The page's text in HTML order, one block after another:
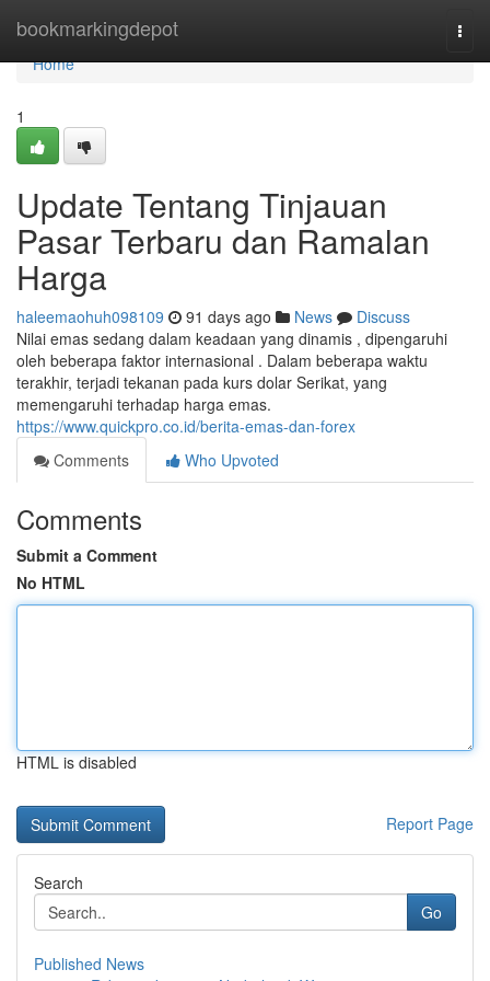
bookmarkingdepot
Home
Home
1
Update Tentang Tinjauan
Pasar Terbaru dan Ramalan
Harga
haleemaohuh098109 91 days ago News
Discuss
Nilai emas sedang dalam keadaan yang dinamis , dipengaruhi
oleh beberapa faktor internasional . Dalam beberapa waktu
terakhir, terjadi tekanan pada kurs dolar Serikat, yang
memengaruhi terhadap harga emas.
https://www.quickpro.co.id/berita-emas-dan-forex
Comments
Who Upvoted
Comments
Submit a Comment
No HTML
HTML is disabled
Report Page
Search
Go
Published News